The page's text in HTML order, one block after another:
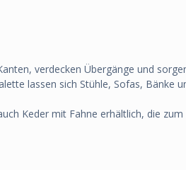
verdecken Übergänge und
lassen sich Stühle, Sofas, Bänke
Keder mit Fahne erhältlich, die